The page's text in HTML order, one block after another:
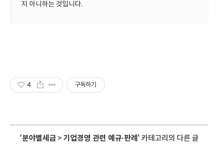
지 아니하는 것입니다.
4 구독하기
'분야별세금>기업경영 관련 예규·판례 ' 카테고리의 다른 글